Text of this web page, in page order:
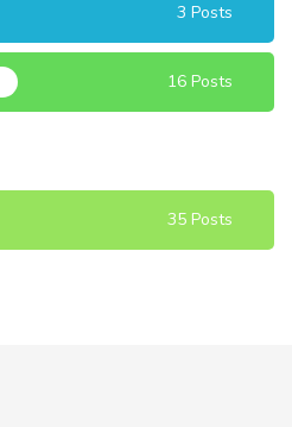
3 Posts
16 Posts
35 Posts